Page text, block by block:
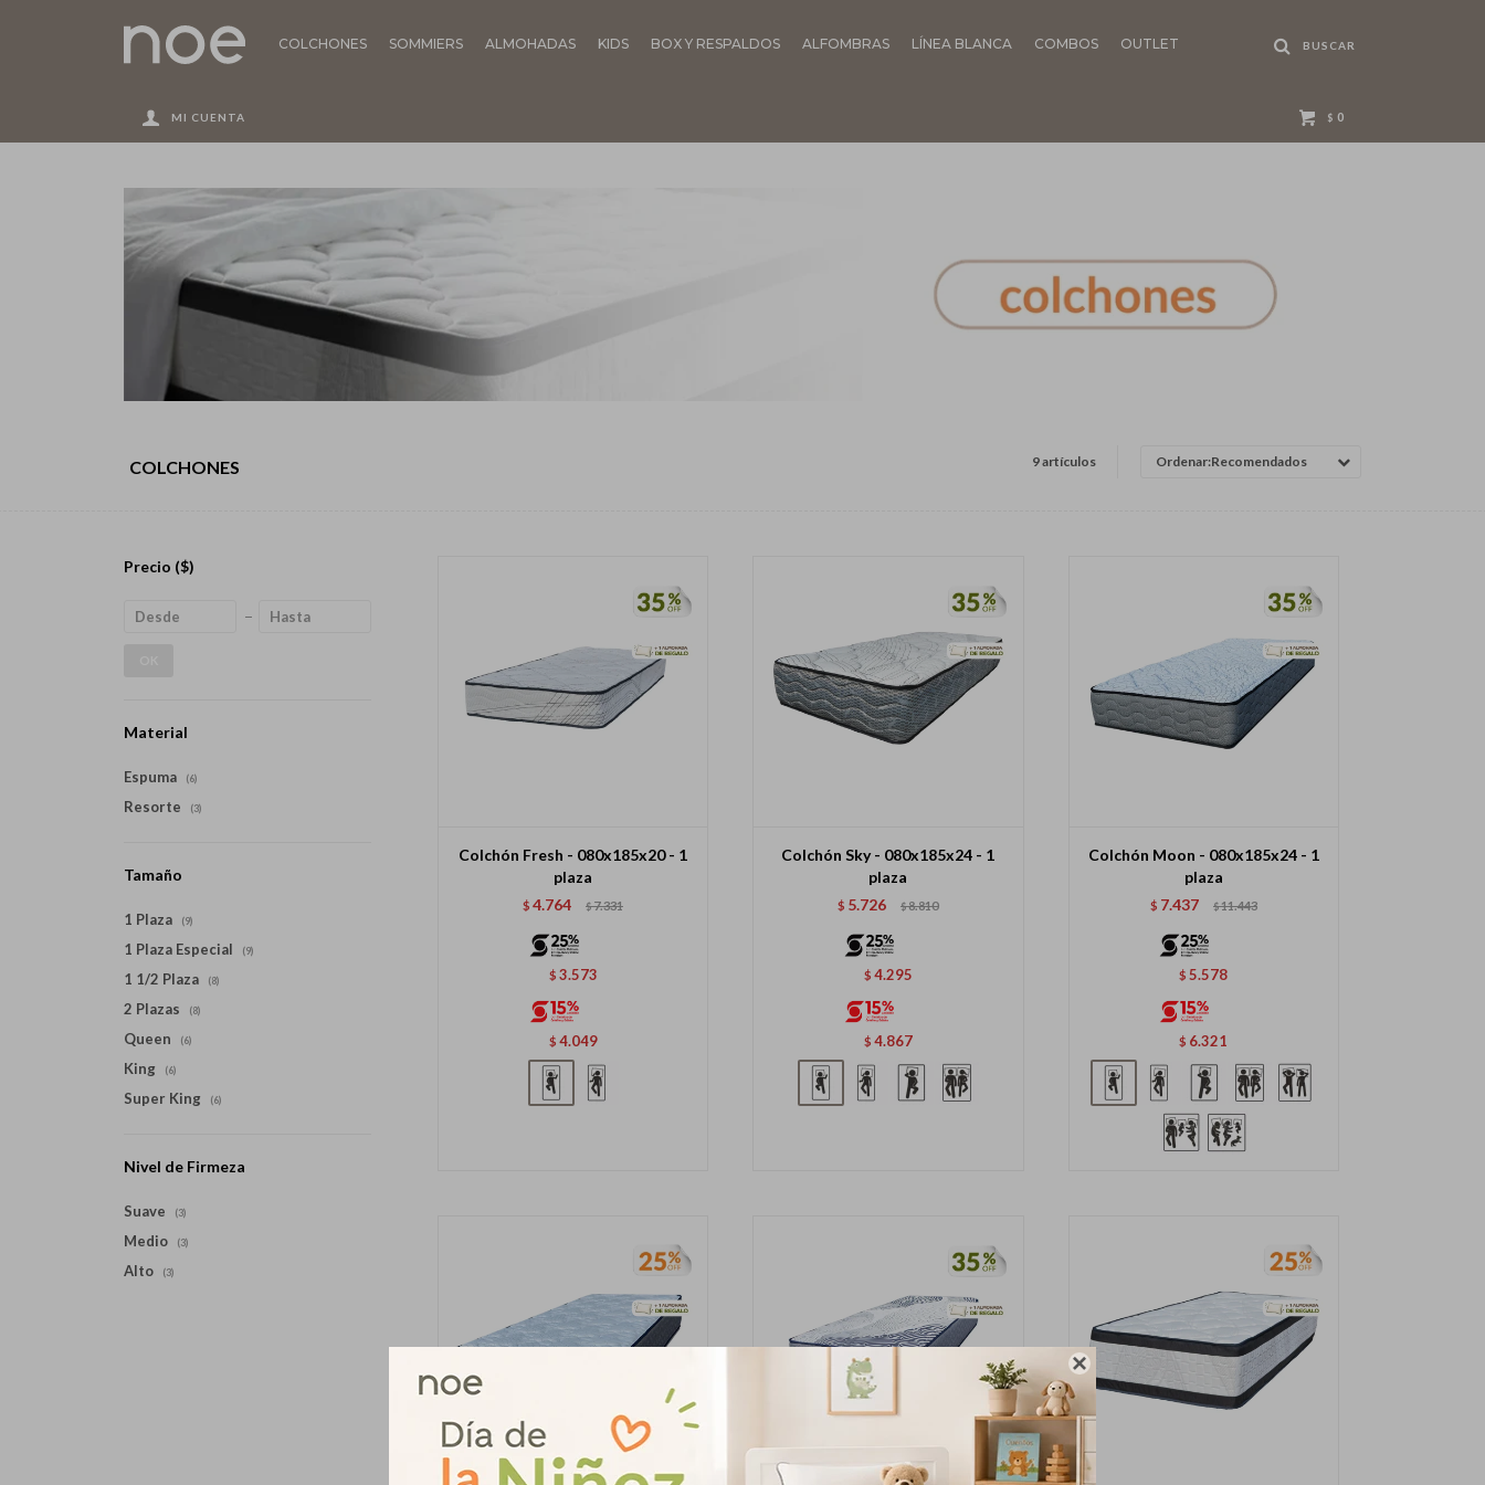

COLCHONES SOMMIERS ALMOHADAS KIDS BOX Y RESPALDOS ALFOMBRAS LÍNEA BLANCA COMBOS OUTLET
$ 0
COLCHONES 9 artículos Recomendados
Colchón Fresh - 080x185x20 - 1
plaza
$ 4.764 $7.331
$ 3.573
$ 4.049
Colchón Sky - 080x185x24 - 1
plaza
$ 5.726 $8.810
$ 4.295
$ 4.867
Colchón Moon - 080x185x24 - 1
plaza
$ 7.437 $11.443
$ 5.578
$ 6.321
Precio ($)
Material
Espuma (6)
Resorte (3)
Tamaño
1 Plaza (9)
1 Plaza Especial (9)
1 1/2 Plaza (8)
2 Plazas (8)
Queen (6)
King (6)
Super King (6)
Nivel de Firmeza
Suave (3)
Medio (3)
Alto (3)
¡Sumate a la forma más ágil de comprar!
Comprá en 3 cuotas sin recargo o hasta en 12
cuotas * ¡Solo con tu cédula!